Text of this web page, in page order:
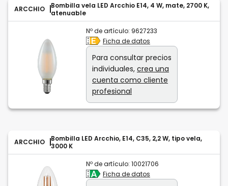
ARCCHIO
Bombilla vela LED Arcchio E14, 4 W, mate, 2700 K,
atenuable
Nº de artículo: 9627233
Ficha de datos
Para consultar precios
individuales, crea una
cuenta como cliente
profesional
ARCCHIO
Bombilla LED Arcchio, E14, C35, 2,2 W, tipo vela,
3000 K
Nº de artículo: 10021706
Ficha de datos